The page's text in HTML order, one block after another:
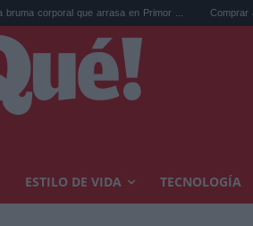
que arrasa en Primor ... Comprar arte en
ESTILO DE VIDA TECNOLOGÍA